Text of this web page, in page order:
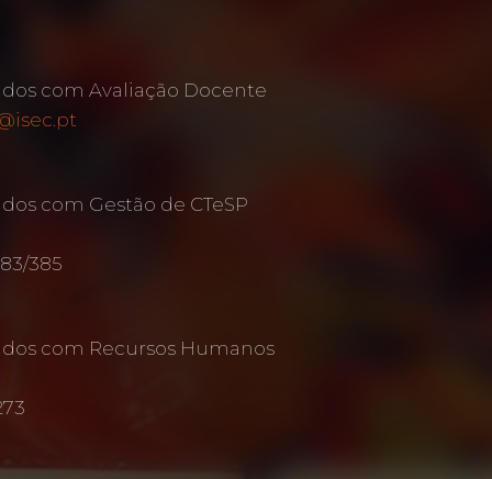
com Avaliação Docente
com Gestão de CTeSP
385
com Recursos Humanos